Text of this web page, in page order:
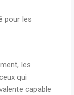
pour les
les
qui
capable